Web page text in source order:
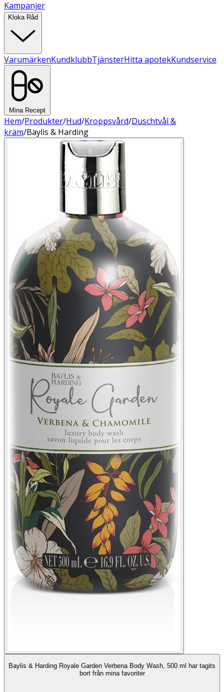
Kampanjer
Kloka Råd
VarumärkenKundklubbTjänsterHitta apotekKundservice
Mina Recept
Hem/Produkter/Hud/Kroppsvård/Duschtvål &
kräm/Baylis & Harding
Baylis & Harding Royale Garden Verbena Body Wash, 500 ml har tagits
bort från mina favoriter